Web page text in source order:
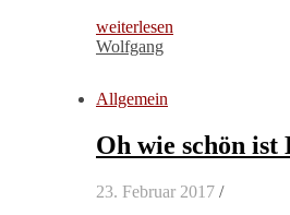
weiterlesen
Wolfgang
Allgemein
Oh wie schön ist
23. Februar 2017 /